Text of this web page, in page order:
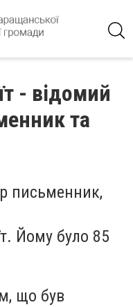
- відомий
та
письменник,
Йому було 85
що був